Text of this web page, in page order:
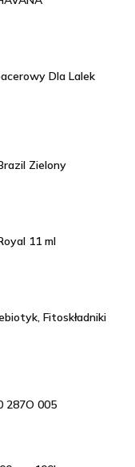
Dla Lalek
Zielony
11 ml
Fitoskładniki
287O 005